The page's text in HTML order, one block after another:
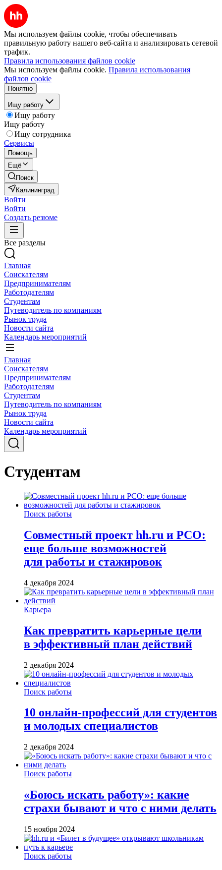
Мы используем файлы cookie, чтобы обеспечивать
правильную работу нашего веб-сайта и анализировать сетевой
трафик.
Правила использования файлов cookie
Мы используем файлы cookie. Правила использования
файлов cookie
Понятно
Ищу работу
Ищу работу
Ищу работу
Ищу сотрудника
Сервисы
Помощь
Ещё
Поиск
Калининград
Войти
Войти
Создать резюме
Все разделы
Главная
Соискателям
Предпринимателям
Работодателям
Студентам
Путеводитель по компаниям
Рынок труда
Новости сайта
Календарь мероприятий
Главная
Соискателям
Предпринимателям
Работодателям
Студентам
Путеводитель по компаниям
Рынок труда
Новости сайта
Календарь мероприятий
Студентам
Поиск работы
Совместный проект hh.ru и РСО:
еще больше возможностей
для работы и стажировок
4 декабря 2024
Карьера
Как превратить карьерные цели
в эффективный план действий
2 декабря 2024
Поиск работы
10 онлайн-профессий для студентов
и молодых специалистов
2 декабря 2024
Поиск работы
«Боюсь искать работу»: какие
страхи бывают и что с ними делать
15 ноября 2024
Поиск работы